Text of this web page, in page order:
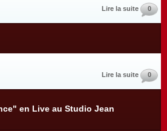
Lire la suite 0
Lire la suite 0
en Live au Studio Jean